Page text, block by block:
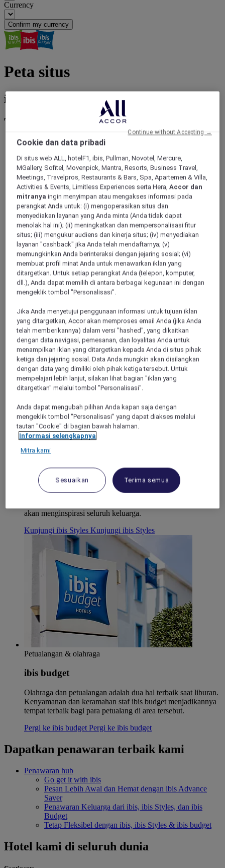
Currency
Confirm my currency
Peta situs
ibis world magazine
Temukan ibis world
Acara sosial & musik
ibis
Melakukan perjalanan memberikan kesempatan untuk
acara musik di ibis Anda.
Kunjungi ibisKunjungi ibis
Desain & Kreativitas
ibis Styles
Puaskan rasa penasaran Anda, temukan talenta baru, dan
akan menginspirasi seluruh keluarga.
Kunjungi ibis Styles Kunjungi ibis Styles
Petualangan & olahraga
ibis budget
Olahraga dan petualangan adalah dua hal terbaik saat liburan.
Kenyamanan dan keramahan staf ibis budget menjadikannya
tempat terbaik bagi para petualang di area tersebut.
Pergi ke ibis budget Pergi ke ibis budget
Dapatkan penawaran terbaik kami
Penawaran hub
Go get it with ibis
Pesan Lebih Awal dan Hemat dengan ibis Advance
Saver
Penawaran Keluarga dari ibis, ibis Styles, dan ibis
Budget
Tetap Fleksibel dengan ibis, ibis Styles & ibis budget
Hotel kami di seluruh dunia
Cookie dan data pribadi
Di situs web ALL, hotelF1, ibis, Pullman, Novotel, Mercure,
MGallery, Sofitel, Movenpick, Mantra, Resorts, Business Travel,
Meetings, Travelpros, Restaurants & Bars, Spa, Apartemen & Villa,
Activities & Events, Limitless Experiences serta Hera,Accor dan
mitranya ingin menyimpan atau mengakses informasi pada
perangkat Anda untuk: (i) mengoperasikan situs dan
menyediakan layanan yang Anda minta (Anda tidak dapat
menolak hal ini); (ii) meningkatkan dan mempersonalisasi fitur
situs; (iii) mengukur audiens dan kinerja situs; (iv) menyediakan
layanan "cashback" jika Anda telah mendaftarnya; (v)
memungkinkan Anda berinteraksi dengan jejaring sosial; (vi)
membuat profil minat Anda untuk menawarkan iklan yang
ditargetkan. Untuk setiap perangkat Anda (telepon, komputer,
dll.), Anda dapat memilih di antara berbagai kegunaan ini dengan
mengeklik tombol "Personalisasi".
Jika Anda menyetujui penggunaan informasi untuk tujuan iklan
yang ditargetkan, Accor akan memproses email Anda (jika Anda
telah memberikannya) dalam versi "hashed", yang dikaitkan
dengan data navigasi, pemesanan, dan loyalitas Anda untuk
menampilkan iklan yang ditargetkan kepada Anda di situs pihak
ketiga dan jejaring sosial. Data Anda mungkin akan disilangkan
dengan data yang dimiliki oleh pihak ketiga tersebut. Untuk
mempelajari lebih lanjut, silakan lihat bagian "iklan yang
ditargetkan" melalui tombol "Personalisasi".
Anda dapat mengubah pilihan Anda kapan saja dengan
mengeklik tombol "Personalisasi" yang dapat diakses melalui
tautan "Cookie" di bagian bawah halaman.
Informasi selengkapnya
Mitra kami
Sesuaikan Terima semua
Continue without Accepting →